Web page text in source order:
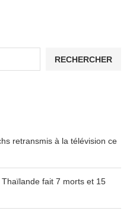
RECHERCHER
retransmis à la télévision ce
fait 7 morts et 15